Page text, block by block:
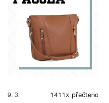
9. 3. 1411x přečteno